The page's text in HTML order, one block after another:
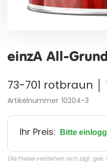
der
einzA All-
73-701 rotbraun │
Artikelnummer 10204-3
Ihr Preis: Bitte
Die Preise verstehen sich zzgl.